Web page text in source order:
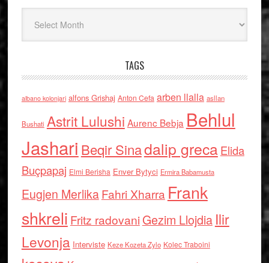
TAGS
albano kolonjari alfons Grishaj Anton Cefa arben llalla asllan
Bushati Astrit Lulushi Aurenc Bebja Behlul
Jashari Beqir Sinadalip grecaElida
Buçpapaj Elmi Berisha Enver Bytyci Ermira Babamusta
Eugjen MerlikaFahri Xharra Frank
shkreli Fritz radovaniGezim Llojdia Ilir
Levonja Interviste Keze Kozeta Zylo Kolec Traboini